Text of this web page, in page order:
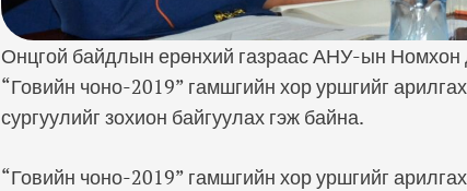
Онцгой байдлын ерөнхий газраас АНУ-ын Номхон
“Говийн чоно-2019” гамшгийн хор уршгийг
сургуулийг зохион байгуулах гэж байна.
“Говийн чоно-2019” гамшгийн хор уршгийг